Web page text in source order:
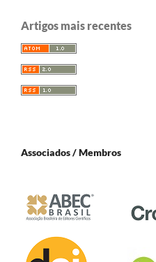
Artigos mais recentes
Associados / Membros